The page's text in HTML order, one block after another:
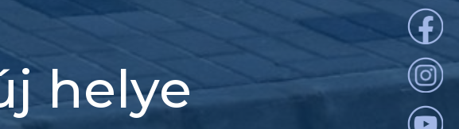
helye